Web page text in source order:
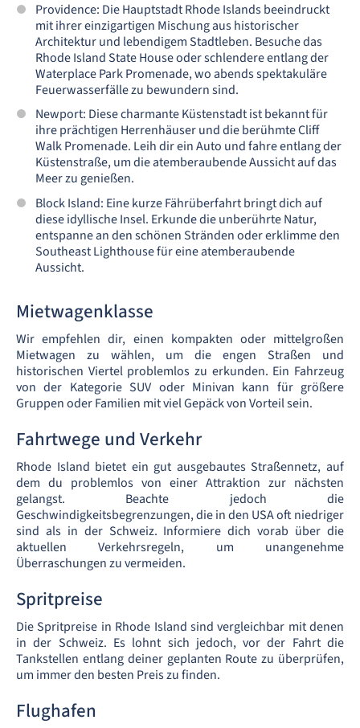
Providence: Die Hauptstadt Rhode Islands beeindruckt
mit ihrer einzigartigen Mischung aus historischer
Architektur und lebendigem Stadtleben. Besuche das
Rhode Island State House oder schlendere entlang der
Waterplace Park Promenade, wo abends spektakuläre
Feuerwasserfälle zu bewundern sind.
Newport: Diese charmante Küstenstadt ist bekannt für
ihre prächtigen Herrenhäuser und die berühmte Cliff
Walk Promenade. Leih dir ein Auto und fahre entlang der
Küstenstraße, um die atemberaubende Aussicht auf das
Meer zu genießen.
Block Island: Eine kurze Fährüberfahrt bringt dich auf
diese idyllische Insel. Erkunde die unberührte Natur,
entspanne an den schönen Stränden oder erklimme den
Southeast Lighthouse für eine atemberaubende
Aussicht.
Mietwagenklasse
Wir empfehlen dir, einen kompakten oder mittelgroßen
Mietwagen zu wählen, um die engen Straßen und
historischen Viertel problemlos zu erkunden. Ein Fahrzeug
von der Kategorie SUV oder Minivan kann für größere
Gruppen oder Familien mit viel Gepäck von Vorteil sein.
Fahrtwege und Verkehr
Rhode Island bietet ein gut ausgebautes Straßennetz, auf
dem du problemlos von einer Attraktion zur nächsten
gelangst. Beachte jedoch die
Geschwindigkeitsbegrenzungen, die in den USA oft niedriger
sind als in der Schweiz. Informiere dich vorab über die
aktuellen Verkehrsregeln, um unangenehme
Überraschungen zu vermeiden.
Spritpreise
Die Spritpreise in Rhode Island sind vergleichbar mit denen
in der Schweiz. Es lohnt sich jedoch, vor der Fahrt die
Tankstellen entlang deiner geplanten Route zu überprüfen,
um immer den besten Preis zu finden.
Flughafen